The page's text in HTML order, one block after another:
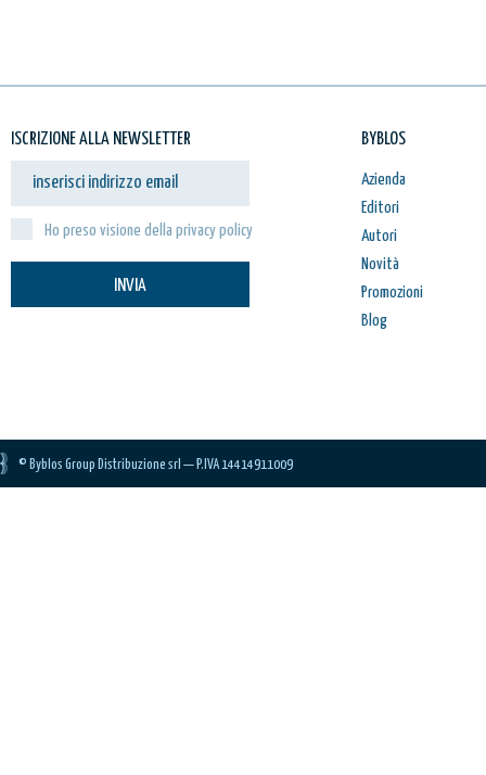
ISCRIZIONE ALLA NEWSLETTER
Ho preso visione della privacy policy
INVIA
BYBLOS
Azienda
Editori
Autori
Novità
Promozioni
Blog
© Byblos Group Distribuzione srl — P.IVA 14414911009